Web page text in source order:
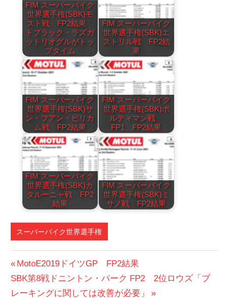
FIM スーパーバイク
世界選手権(SBK)モ
スト戦 FP2結果
トプラック・ラズガ
ットリオグルがトッ
プタイム
FIM スーパーバイク
世界選手権(SBK)エ
ストリル戦 FP2結
果
FIM スーパーバイク
世界選手権(SBK)サ
ン・フアン・ビリカ
ム戦 FP2結果
FIM スーパーバイク
世界選手権(SBK)ポ
ルティマン戦
FP1、FP2結果
FIM スーパーバイク
世界選手権(SBK)カ
タルーニャ戦 FP2
結果
FIM スーパーバイク
世界選手権(SBK)ミ
サノ戦 FP2結果
スーパーバイク世界選手権
投
稿
前
の
投
MotoE2019ドイツGP FP2結果
次
の
SBK第8戦ドニントン・パーク FP2 2位ロウズ「ブ
レーキングに関しては改善が必要」